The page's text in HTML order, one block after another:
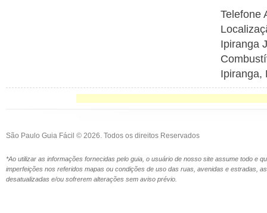
Telefone
Ipiranga
Ipiranga,
São Paulo Guia Fácil © 2026. Todos os direitos Reservados
*Ao utilizar as informações fornecidas pelo guia, o usuário de nosso site assume todo e
imperfeições nos referidos mapas ou condições de uso das ruas, avenidas e estradas,
desatualizadas e/ou sofrerem alterações sem aviso prévio.